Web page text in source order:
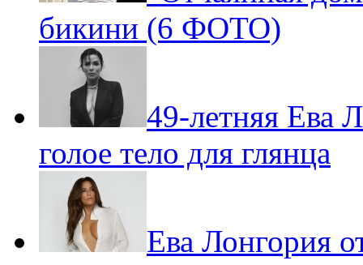
бикини (6 ФОТО)
49-летняя Ева
голое тело для глянца
Ева Лонгория